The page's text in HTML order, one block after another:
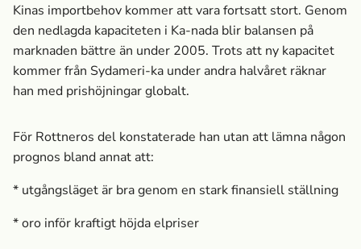
Kinas importbehov kommer att vara fortsatt stort. Genom
den nedlagda kapaciteten i Ka-nada blir balansen på
marknaden bättre än under 2005. Trots att ny kapacitet
kommer från Sydameri-ka under andra halvåret räknar
han med prishöjningar globalt.
För Rottneros del konstaterade han utan att lämna någon
prognos bland annat att:
* utgångsläget är bra genom en stark finansiell ställning
* oro inför kraftigt höjda elpriser